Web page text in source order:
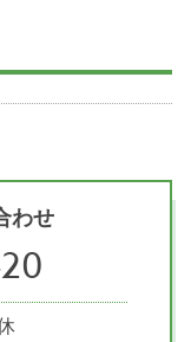
わせ